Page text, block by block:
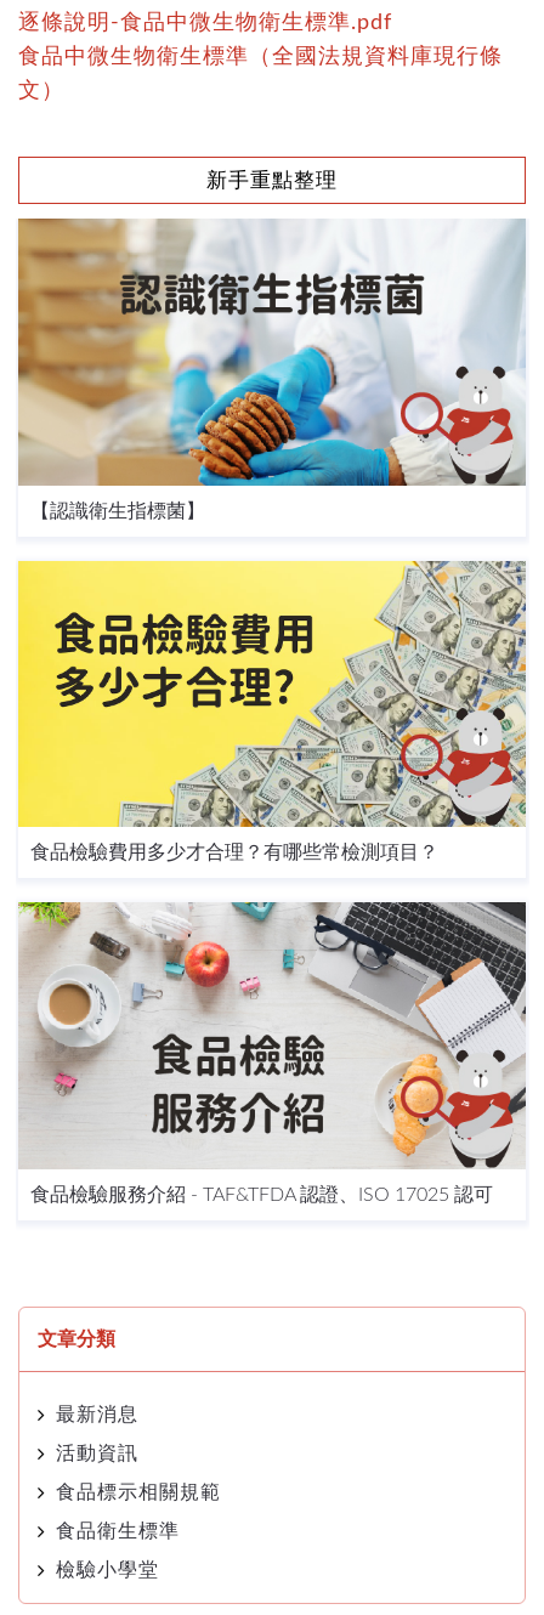
逐條說明-食品中微生物衛生標準.pdf
食品中微生物衛生標準（全國法規資料庫現行條
文）
新手重點整理
【認識衛生指標菌】
食品檢驗費用多少才合理？有哪些常檢測項目？
食品檢驗服務介紹 - TAF&TFDA 認證、ISO 17025 認可
文章分類
最新消息
活動資訊
食品標示相關規範
食品衛生標準
檢驗小學堂